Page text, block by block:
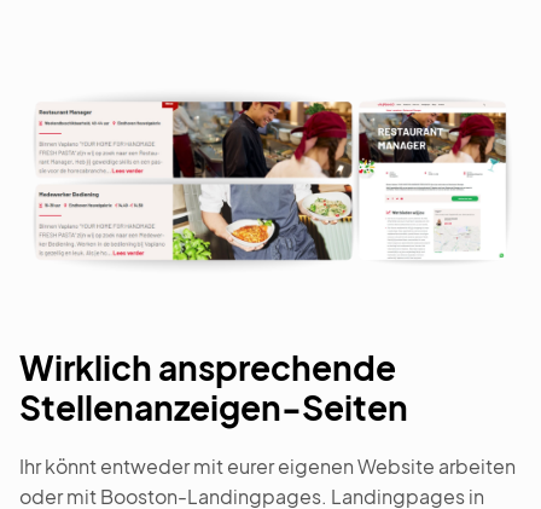
Wirklich ansprechende
Stellenanzeigen-Seiten
Ihr könnt entweder mit eurer eigenen Website arbeiten
oder mit Booston-Landingpages. Landingpages in